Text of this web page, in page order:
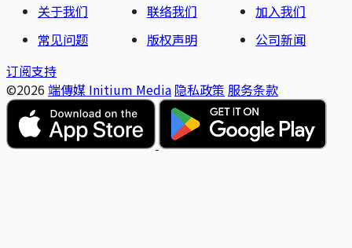
关于我们
联络我们
加入我们
常见问题
版权声明
公司新闻
订阅支持
©2026 端傳媒 Initium Media 隐私政策 服务条款